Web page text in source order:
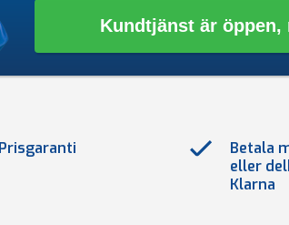
Kundtjänst är öppen,
Prisgaranti
Betala
eller
Klarna